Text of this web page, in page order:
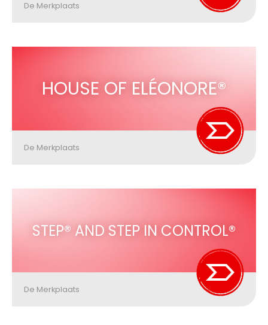
De Merkplaats
HOUSE OF ELÉONORE®
De Merkplaats
STEP® AND STEP IN CONTROL®
De Merkplaats